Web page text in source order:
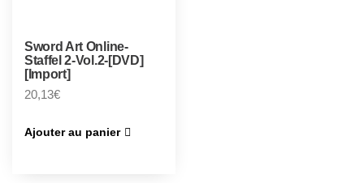
Sword Art Online-
Staffel 2-Vol.2-[DVD]
[Import]
20,13€
Ajouter au panier